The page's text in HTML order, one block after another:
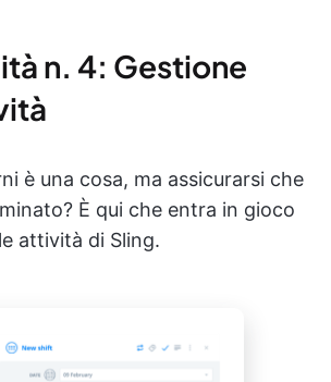
n. 4: Gestione
è una cosa, ma assicurarsi che
È qui che entra in gioco
attività di Sling.